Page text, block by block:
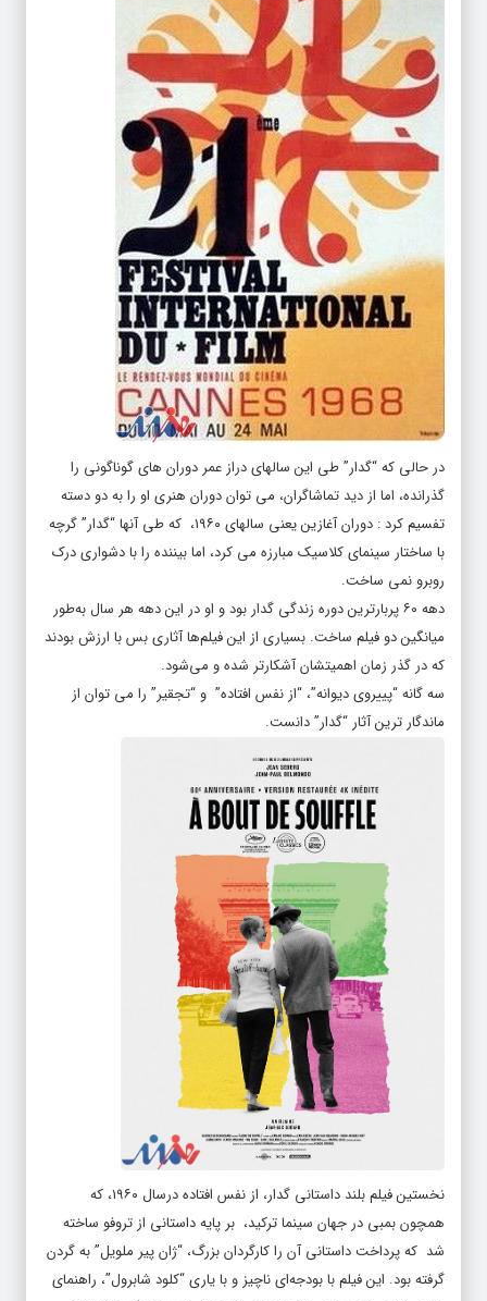
در حالی که “گدار” طی این سالهای دراز عمر دوران های گوناگونی را
گذرانده، اما از دید تماشاگران، می توان دوران هنری او را به دو دسته
تفسیم کرد : دوران آغازین یعنی سالهای ۱۹۶۰، که طی آنها “گدار” گرچه
با ساختار سینمای کلاسیک مبارزه می کرد، اما بیننده را با دشواری درک
روبرو نمی ساخت.
دهه ۶۰ پربارترین دوره زندگی گدار بود و او در این دهه هر سال به‌طور
میانگین دو فیلم ساخت. بسیاری از این فیلم‌ها آثاری بس با ارزش بودند
که در گذر زمان اهمیتشان آشکارتر شده و می‌شود.
سه گانه “پییروی دیوانه”، “از نفس افتاده” و “تجقیر” را می توان از
ماندگار ترین آثار “گدار” دانست.
نخستین فیلم بلند داستانی گدار، از نفس افتاده درسال ۱۹۶۰، که
همچون بمبی در جهان سینما ترکید، بر پایه داستانی از تروفو ساخته
شد که پرداخت داستانی آن را کارگردان بزرگ، “ژان پیر ملویل” به گردن
گرفته بود. این فیلم با بودجه‌ای ناچیز و با یاری “کلود شابرول”، راهنمای